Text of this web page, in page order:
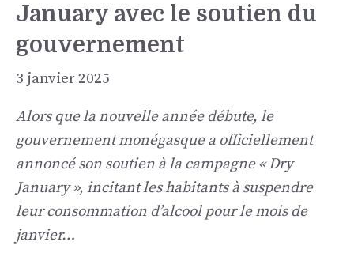
January avec le soutien du
gouvernement
3 janvier 2025
Alors que la nouvelle année débute, le
gouvernement monégasque a officiellement
annoncé son soutien à la campagne « Dry
January », incitant les habitants à suspendre
leur consommation d’alcool pour le mois de
janvier…